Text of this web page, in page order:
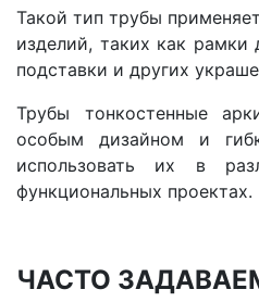
Такой тип трубы
изделий, таких как рамки
подставки и других
Трубы тонкостенные
особым дизайном и
использовать их в
функциональных проектах.
ЧАСТО